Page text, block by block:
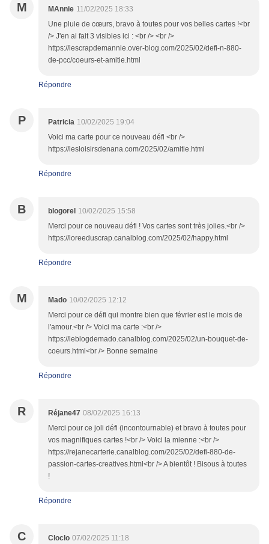
M MAnnie 11/02/2025 18:33
Une pluie de cœurs, bravo à toutes pour vos belles cartes !<br
/> J'en ai fait 3 visibles ici : <br /> <br />
https://lescrapdemannie.over-blog.com/2025/02/defi-n-880-
de-pcc/coeurs-et-amitie.html
Répondre
P Patricia 10/02/2025 19:04
Voici ma carte pour ce nouveau défi <br />
https://lesloisirsdenana.com/2025/02/amitie.html
Répondre
B blogorel 10/02/2025 15:58
Merci pour ce nouveau défi ! Vos cartes sont très jolies.<br />
https://loreeduscrap.canalblog.com/2025/02/happy.html
Répondre
M Mado 10/02/2025 12:12
Merci pour ce défi qui montre bien que février est le mois de
l'amour.<br /> Voici ma carte :<br />
https://leblogdemado.canalblog.com/2025/02/un-bouquet-de-
coeurs.html<br /> Bonne semaine
Répondre
R Réjane47 08/02/2025 16:13
Merci pour ce joli défi (incontournable) et bravo à toutes pour
vos magnifiques cartes !<br /> Voici la mienne :<br />
https://rejanecarterie.canalblog.com/2025/02/defi-880-de-
passion-cartes-creatives.html<br /> A bientôt ! Bisous à toutes
!
Répondre
C Cloclo 07/02/2025 11:18